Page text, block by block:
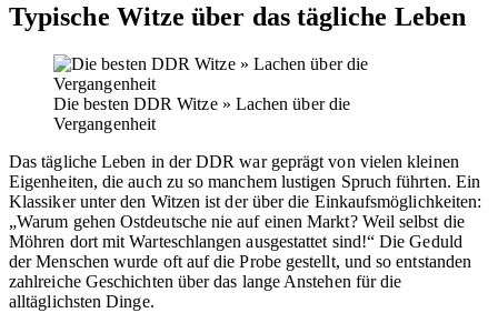
Typische Witze über das tägliche Leben
Die besten DDR Witze » Lachen über die
Vergangenheit
Das tägliche Leben in der DDR war geprägt von vielen kleinen
Eigenheiten, die auch zu so manchem lustigen Spruch führten. Ein
Klassiker unter den Witzen ist der über die Einkaufsmöglichkeiten:
„Warum gehen Ostdeutsche nie auf einen Markt? Weil selbst die
Möhren dort mit Warteschlangen ausgestattet sind!“ Die Geduld
der Menschen wurde oft auf die Probe gestellt, und so entstanden
zahlreiche Geschichten über das lange Anstehen für die
alltäglichsten Dinge.